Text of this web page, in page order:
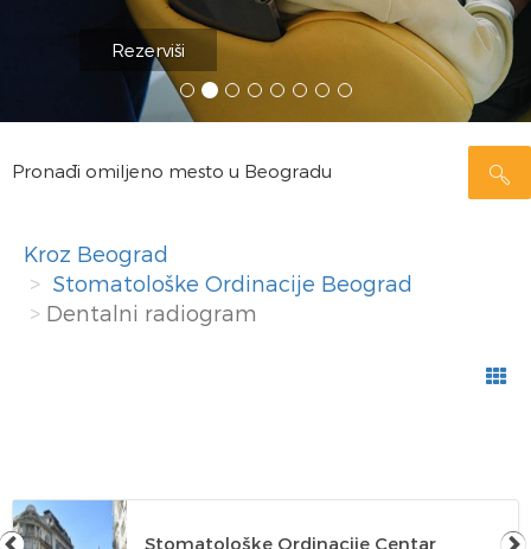
Rezerviši
Pronađi omiljeno mesto u Beogradu
Kroz Beograd
Stomatološke Ordinacije Beograd
Dentalni radiogram
Stomatološke Ordinacije Centar